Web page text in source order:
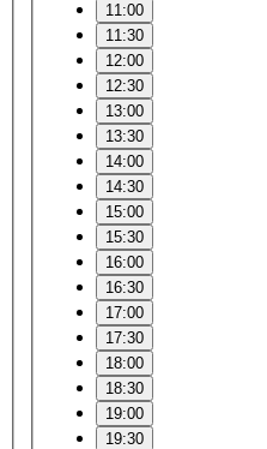
11:00
11:30
12:00
12:30
13:00
13:30
14:00
14:30
15:00
15:30
16:00
16:30
17:00
17:30
18:00
18:30
19:00
19:30